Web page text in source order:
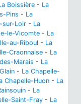
Boissière - La
Pins - La
sur-Loir - La
le-Vicomte - La
au-Riboul - La
Craonnaise - La
Marais - La
- La Chapelle-
Chapelle-Huon - La
- La
Saint-Fray - La